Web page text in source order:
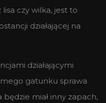
czy wilka, jest to
działającej na
działającymi
gatunku sprawa
miał inny zapach,